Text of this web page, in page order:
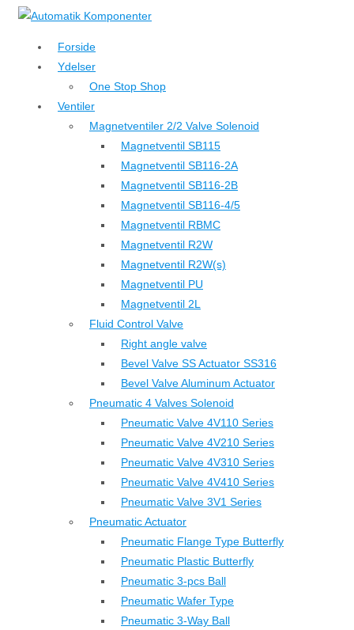
↓
hovedindhold
Forside
Ydelser
One Stop Shop
Ventiler
Magnetventiler 2/2 Valve Solenoid
Magnetventil SB115
Magnetventil SB116-2A
Magnetventil SB116-2B
Magnetventil SB116-4/5
Magnetventil RBMC
Magnetventil R2W
Magnetventil R2W(s)
Magnetventil PU
Magnetventil 2L
Fluid Control Valve
Right angle valve
Bevel Valve SS Actuator SS316
Bevel Valve Aluminum Actuator
Pneumatic 4 Valves Solenoid
Pneumatic Valve 4V110 Series
Pneumatic Valve 4V210 Series
Pneumatic Valve 4V310 Series
Pneumatic Valve 4V410 Series
Pneumatic Valve 3V1 Series
Pneumatic Actuator
Pneumatic Flange Type Butterfly
Pneumatic Plastic Butterfly
Pneumatic 3-pcs Ball
Pneumatic Wafer Type
Pneumatic 3-Way Ball